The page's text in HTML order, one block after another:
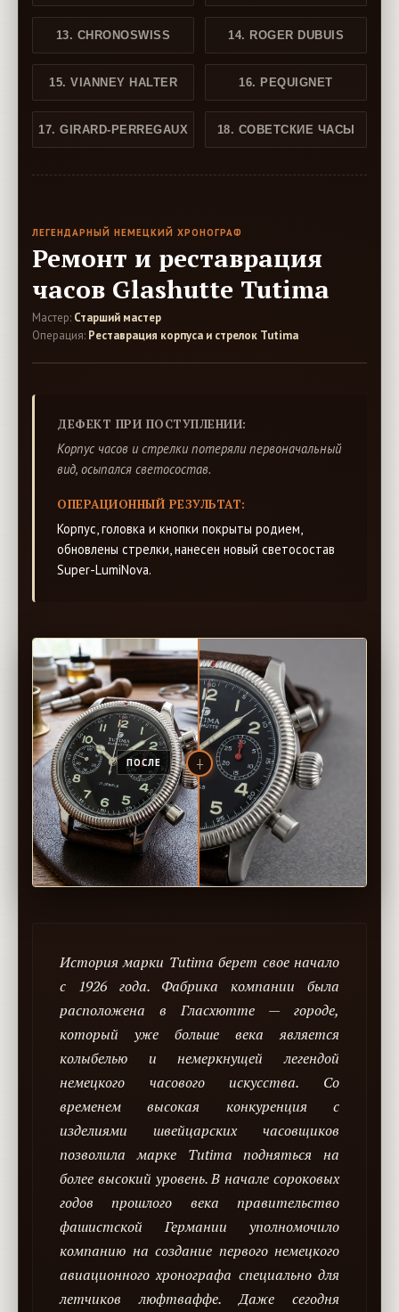
13. CHRONOSWISS 14. ROGER DUBUIS
15. VIANNEY HALTER 16. PEQUIGNET
17. GIRARD-PERREGAUX 18. СОВЕТСКИЕ ЧАСЫ
ЛЕГЕНДАРНЫЙ НЕМЕЦКИЙ ХРОНОГРАФ
Ремонт и реставрация
часов Glashutte Tutima
Мастер: Старший мастер
Операция: Реставрация корпуса и стрелок Tutima
ДЕФЕКТ ПРИ ПОСТУПЛЕНИИ:
Корпус часов и стрелки потеряли первоначальный
вид, осыпался светосостав.
ОПЕРАЦИОННЫЙ РЕЗУЛЬТАТ:
Корпус, головка и кнопки покрыты родием,
обновлены стрелки, нанесен новый светосостав
Super-LumiNova.
ДО РЕМОНТАПОСЛЕ ┼
История марки Tutima берет свое начало
с 1926 года. Фабрика компании была
расположена в Гласхютте — городе,
который уже больше века является
колыбелью и немеркнущей легендой
немецкого часового искусства. Со
временем высокая конкуренция с
изделиями швейцарских часовщиков
позволила марке Tutima подняться на
более высокий уровень. В начале сороковых
годов прошлого века правительство
фашистской Германии уполномочило
компанию на создание первого немецкого
авиационного хронографа специально для
летчиков люфтваффе. Даже сегодня